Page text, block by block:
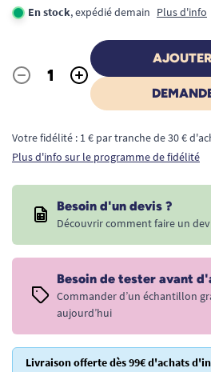
En stock, expédié demain Plus d'info
Quantité
- +
Votre fidélité : 1 € par tranche de 30 €
Plus d'info sur le programme de fidélité
Besoin d'un devis ?
Découvrir comment faire un
Besoin de tester avant
Commander d’un échantillon
aujourd’hui
Livraison offerte dès 99€ d'achats